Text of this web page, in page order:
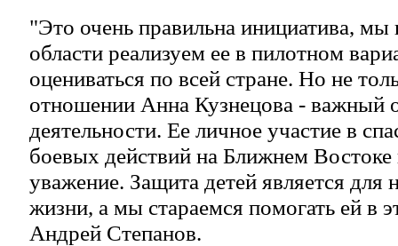
"Это очень правильна инициатива,
области реализуем ее в пилотном
оцениваться по всей стране. Но не
отношении Анна Кузнецова - важный
деятельности. Ее личное участие в
боевых действий на Ближнем
уважение. Защита детей является
жизни, а мы стараемся помогать ей в
Андрей Степанов.